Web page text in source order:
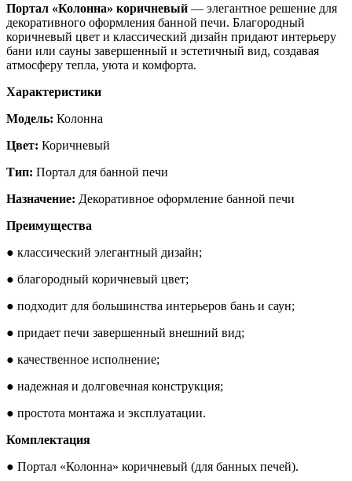
Портал «Колонна» коричневый — элегантное решение для
декоративного оформления банной печи. Благородный
коричневый цвет и классический дизайн придают интерьеру
бани или сауны завершенный и эстетичный вид, создавая
атмосферу тепла, уюта и комфорта.
Характеристики
Модель: Колонна
Цвет: Коричневый
Тип: Портал для банной печи
Назначение: Декоративное оформление банной печи
Преимущества
● классический элегантный дизайн;
● благородный коричневый цвет;
● подходит для большинства интерьеров бань и саун;
● придает печи завершенный внешний вид;
● качественное исполнение;
● надежная и долговечная конструкция;
● простота монтажа и эксплуатации.
Комплектация
● Портал «Колонна» коричневый (для банных печей).